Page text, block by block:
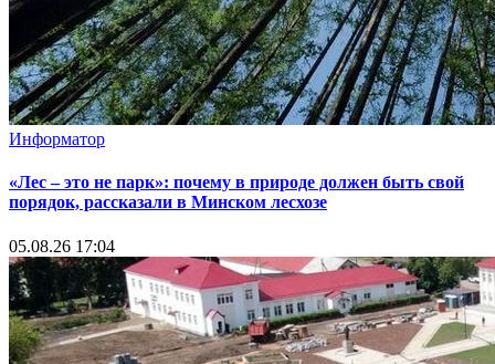
Информатор
«Лес – это не парк»: почему в природе должен быть свой
порядок, рассказали в Минском лесхозе
05.08.26 17:04